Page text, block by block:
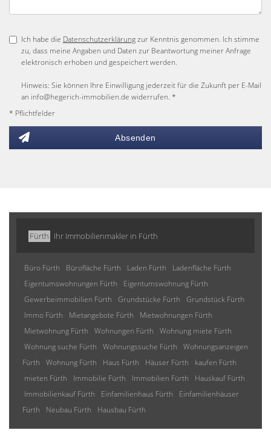
Ich habe die Datenschutzerklärungzur Kenntnis genommen. Ich stimme
zu, dass meine Angaben und Daten zur Beantwortung meiner Anfrage
elektronisch erhoben und gespeichert werden.
Hinweis: Sie können Ihre Einwilligung jederzeit für die Zukunft per E-Mail
an info@hegerich-immobilien.de widerrufen. *
* Pflichtfelder
Absenden
Fürth Ihr Immobilienmakler in Fürth
Büro Fürth Bürofläche Fürth Laden Fürth
Ladenfläche Fürth
Eigentumswohnungen Fürth
Eigentumswohnung Fürth
Gewerbeimmobilien Fürth
Grundstücke Fürth
Grundstück Fürth
Immo Fürth
Mietangebote Fürth
Mietwohnungen Fürth
Mietwohnung Fürth
Wohnungen Fürth
Wohnung miete Fürth
Wohnung suche Fürth
Wohnungssuche Fürth
Wohnungsanzeigen
Fürth
Wohnung Fürth Haus Fürth Häuser Fürth
kaufen Fürth
mieten Fürth
Immobilie Fürth Immobilien Fürth
Hauskauf Fürth
Immobilienkauf Fürth
Einfamilienhaus Fürth
Einfamilienhäuser
Fürth
Neubau Fürth Hausbau Fürth